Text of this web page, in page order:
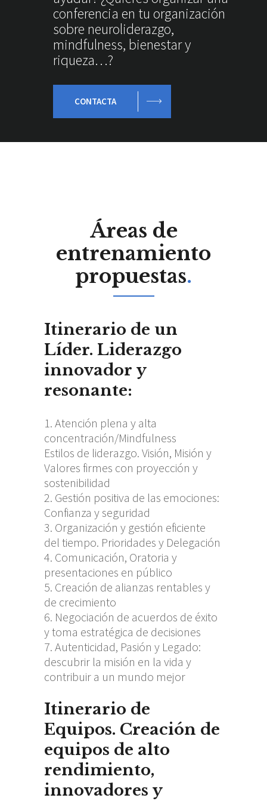
conferencia en tu organización
sobre neuroliderazgo,
mindfulness, bienestar y
riqueza…?
CONTACTA
Áreas de
entrenamiento
propuestas.
Itinerario de un
Líder. Liderazgo
innovador y
resonante:
Atención plena y alta
concentración/Mindfulness
Estilos de liderazgo. Visión, Misión y
Valores firmes con proyección y
sostenibilidad
Gestión positiva de las emociones:
Confianza y seguridad
Organización y gestión eficiente
del tiempo. Prioridades y Delegación
Comunicación, Oratoria y
presentaciones en público
Creación de alianzas rentables y
de crecimiento
Negociación de acuerdos de éxito
y toma estratégica de decisiones
Autenticidad, Pasión y Legado:
descubrir la misión en la vida y
contribuir a un mundo mejor
Itinerario de
Equipos. Creación de
equipos de alto
rendimiento,
innovadores y